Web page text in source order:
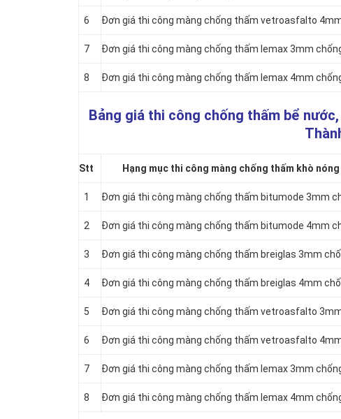
6 Đơn giá thi công màng chống thấm vetroasfalto
7 Đơn giá thi công màng chống thấm lemax 3mm
8 Đơn giá thi công màng chống thấm lemax 4mm
Bảng giá thi công chống thấm bể
Stt Hạng mục thi công màng chống thấm khò
1 Đơn giá thi công màng chống thấm bitumode 3mm
2 Đơn giá thi công màng chống thấm bitumode 4mm
3 Đơn giá thi công màng chống thấm breiglas 3mm
4 Đơn giá thi công màng chống thấm breiglas 4mm
5 Đơn giá thi công màng chống thấm vetroasfalto
6 Đơn giá thi công màng chống thấm vetroasfalto
7 Đơn giá thi công màng chống thấm lemax 3mm
8 Đơn giá thi công màng chống thấm lemax 4mm